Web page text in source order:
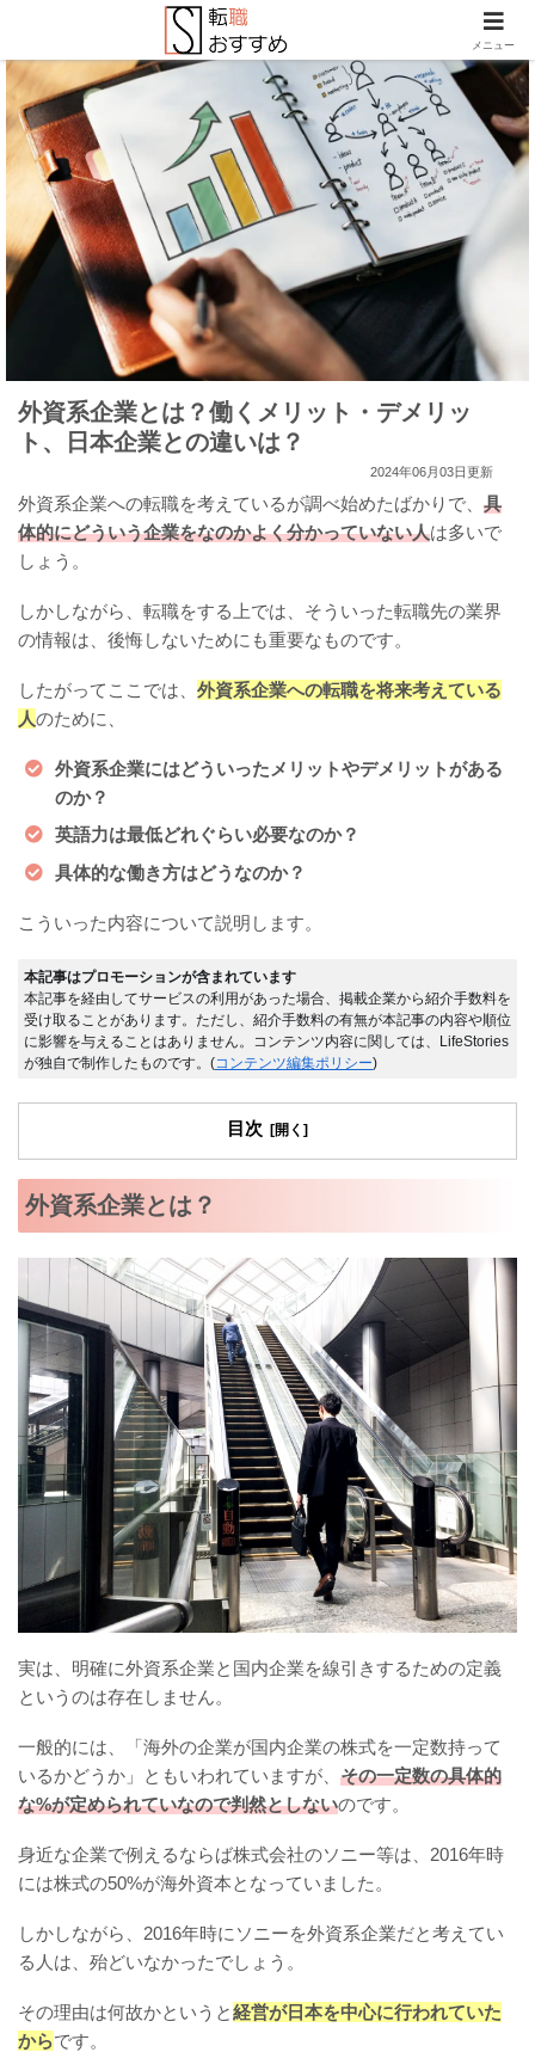
外資系企業とは？働くメリット・デメリッ
ト、日本企業との違いは？
2024年06月03日更新
外資系企業への転職を考えているが調べ始めたばかりで、 具
体的にどういう企業をなのかよく分かっていない人は多いで
しょう。
しかしながら、転職をする上では、そういった転職先の業界
の情報は、後悔しないためにも重要なものです。
したがってここでは、 外資系企業への転職を将来考えている
人のために、
外資系企業にはどういったメリットやデメリットがある
のか？
英語力は最低どれぐらい必要なのか？
具体的な働き方はどうなのか？
こういった内容について説明します。
本記事はプロモーションが含まれています
本記事を経由してサービスの利用があった場合、掲載企業から紹介手数料を
受け取ることがあります。ただし、紹介手数料の有無が本記事の内容や順位
に影響を与えることはありません。コンテンツ内容に関しては、LifeStories
が独自で制作したものです。(コンテンツ編集ポリシー)
目次
外資系企業とは？
実は、明確に外資系企業と国内企業を線引きするための定義
というのは存在しません。
一般的には、「海外の企業が国内企業の株式を一定数持って
いるかどうか」ともいわれていますが、 その一定数の具体的
な%が定められていなので判然としないのです。
身近な企業で例えるならば株式会社のソニー等は、2016年時
には株式の50%が海外資本となっていました。
しかしながら、2016年時にソニーを外資系企業だと考えてい
る人は、殆どいなかったでしょう。
その理由は何故かというと経営が日本を中心に行われていた
からです。
メニュー